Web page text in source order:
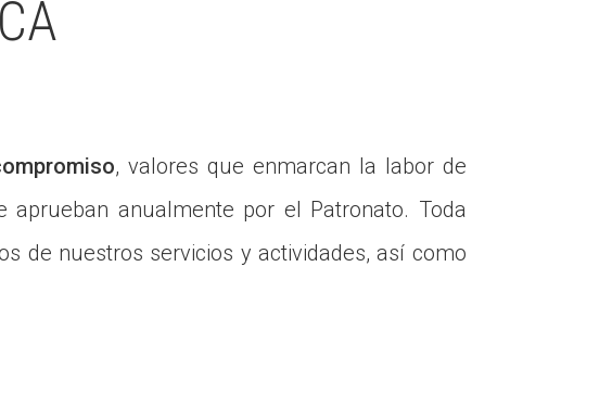
, valores que enmarcan la labor de
anualmente por el Patronato. Toda
de nuestros servicios y actividades, así como